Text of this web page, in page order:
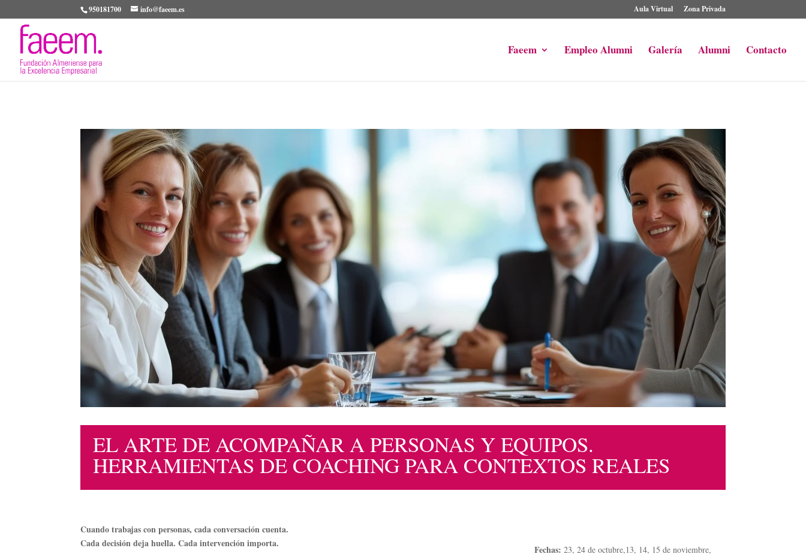
950181700 info@faeem.es Aula Virtual Zona Privada
Faeem Empleo Alumni Galería Alumni Contacto
EL ARTE DE ACOMPAÑAR A PERSONAS Y EQUIPOS.
HERRAMIENTAS DE COACHING PARA CONTEXTOS REALES
Cuando trabajas con personas, cada conversación cuenta.
Cada decisión deja huella. Cada intervención importa.
Fechas: 23, 24 de octubre,13, 14, 15 de noviembre,